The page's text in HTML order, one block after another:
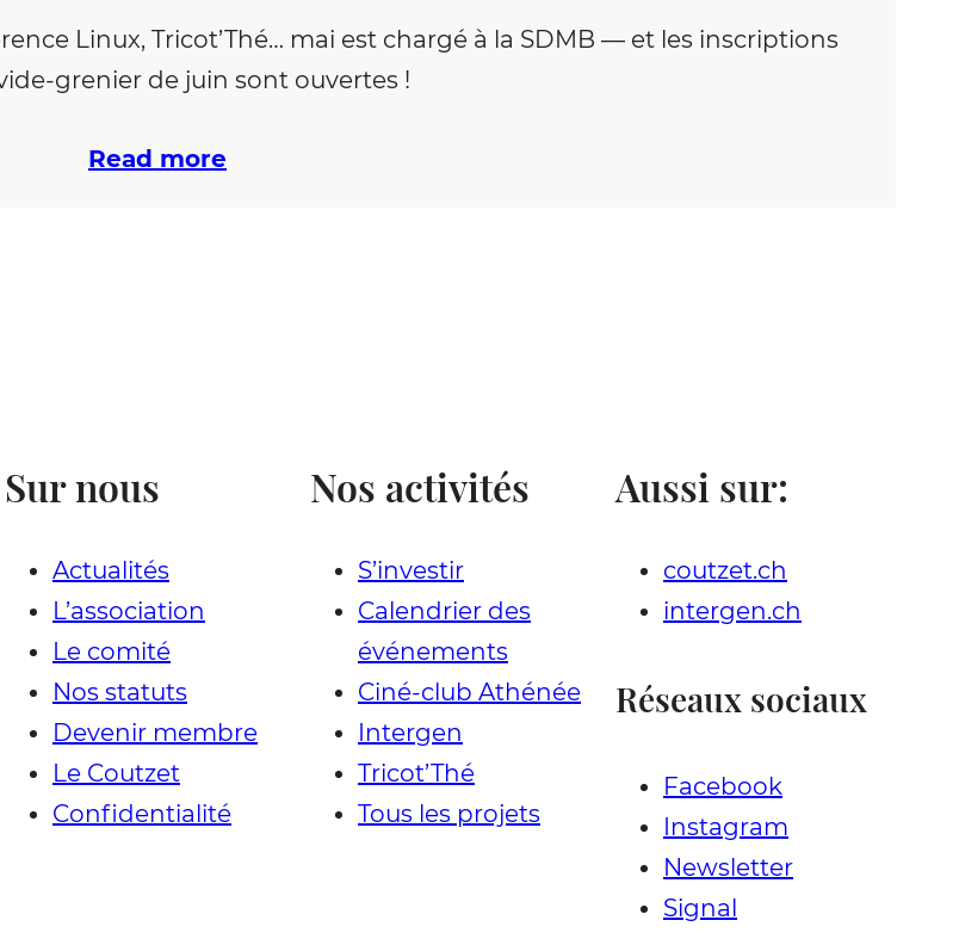
Linux, Tricot’Thé… mai est chargé à la SDMB — et les inscriptions
grenier de juin sont ouvertes !
Read more
Sur nous
Actualités
L’association
Le comité
Nos statuts
Devenir membre
Le Coutzet
Confidentialité
Nos activités
S’investir
Calendrier des
événements
Ciné-club Athénée
Intergen
Tricot’Thé
Tous les projets
Aussi sur:
coutzet.ch
intergen.ch
Réseaux sociaux
Facebook
Instagram
Newsletter
Signal